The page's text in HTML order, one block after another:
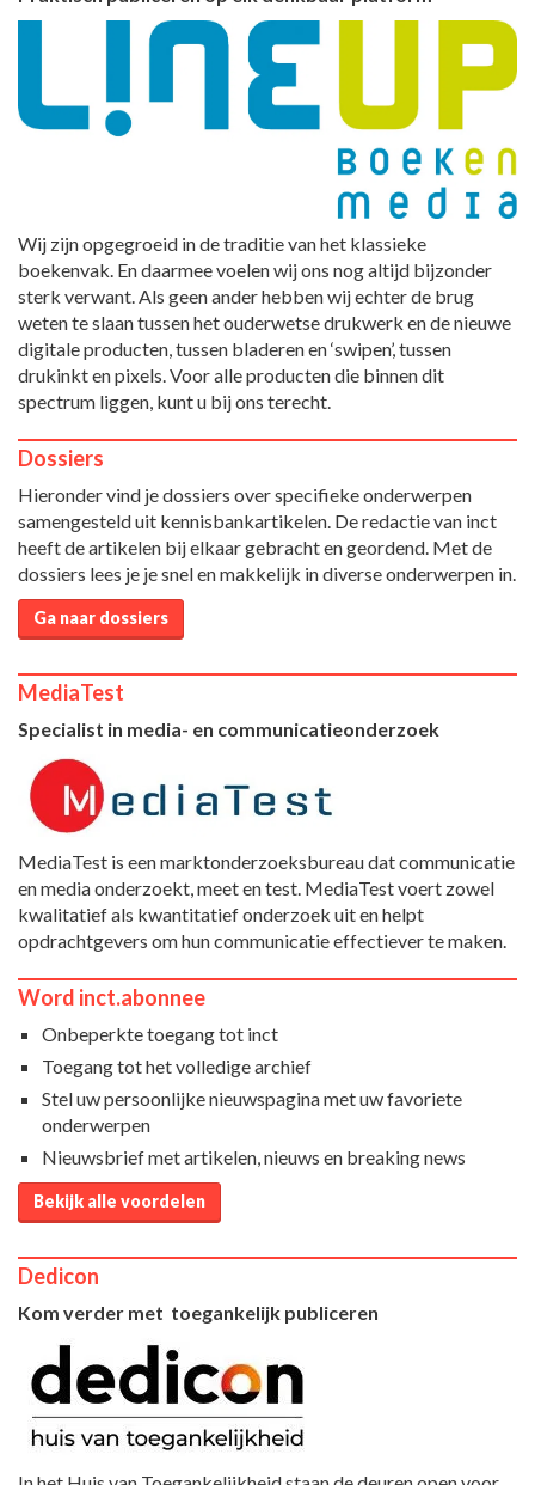
Wij zijn opgegroeid in de traditie van het klassieke
boekenvak. En daarmee voelen wij ons nog altijd bijzonder
sterk verwant. Als geen ander hebben wij echter de brug
weten te slaan tussen het ouderwetse drukwerk en de nieuwe
digitale producten, tussen bladeren en ‘swipen’, tussen
drukinkt en pixels. Voor alle producten die binnen dit
spectrum liggen, kunt u bij ons terecht.
Dossiers
Hieronder vind je dossiers over specifieke onderwerpen
samengesteld uit kennisbankartikelen. De redactie van inct
heeft de artikelen bij elkaar gebracht en geordend. Met de
dossiers lees je je snel en makkelijk in diverse onderwerpen in.
Ga naar dossiers
MediaTest
Specialist in media- en communicatieonderzoek
MediaTest is een marktonderzoeksbureau dat communicatie
en media onderzoekt, meet en test. MediaTest voert zowel
kwalitatief als kwantitatief onderzoek uit en helpt
opdrachtgevers om hun communicatie effectiever te maken.
Word inct.abonnee
Onbeperkte toegang tot inct
Toegang tot het volledige archief
Stel uw persoonlijke nieuwspagina met uw favoriete
onderwerpen
Nieuwsbrief met artikelen, nieuws en breaking news
Bekijk alle voordelen
Dedicon
Kom verder met toegankelijk publiceren